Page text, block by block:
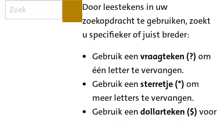
Door leestekens in uw
zoekopdracht te gebruiken, zoekt
u specifieker of juist breder:
Gebruik eenvraagteken (?) om
één letter te vervangen.
Gebruik eensterretje (*) om
meer letters te vervangen.
Gebruik eendollarteken ($) voor